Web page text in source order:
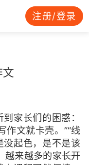
注册/登录
文
家长们的困惑：
作文就卡壳。”“线
没起色，是不是该
越来越多的家长开